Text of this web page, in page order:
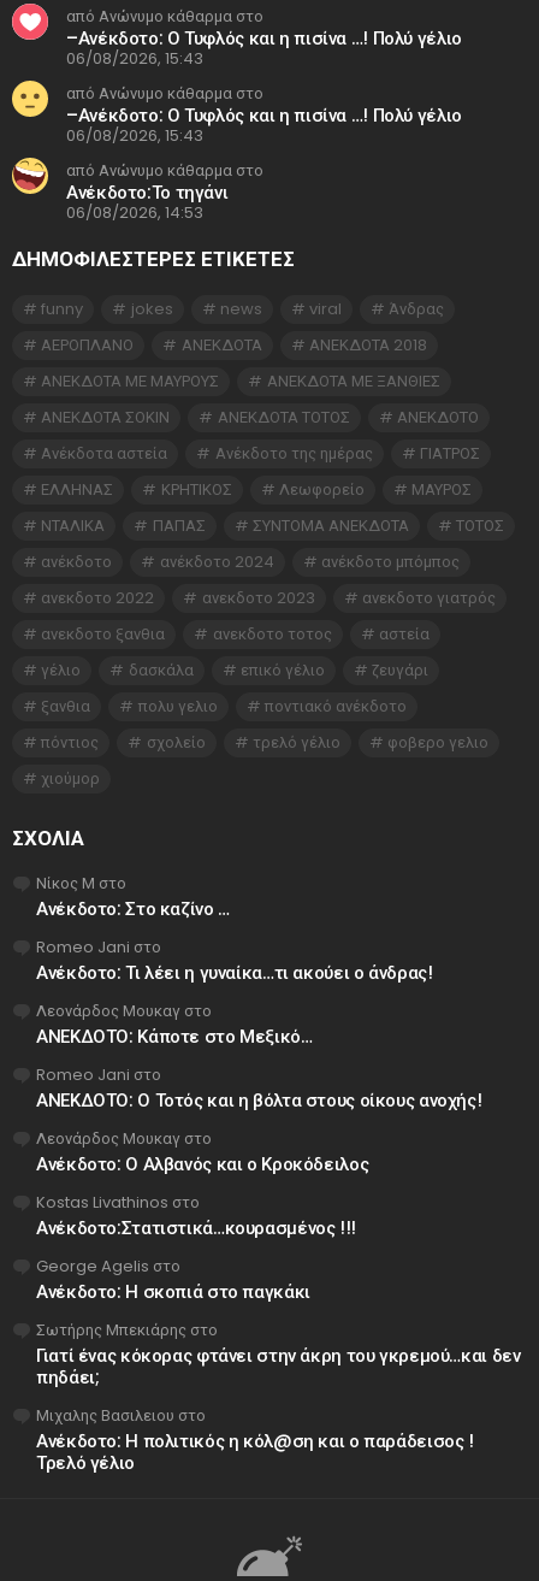
από Ανώνυμο κάθαρμα στο
–Ανέκδοτο: Ο Τυφλός και η πισίνα …! Πολύ γέλιο
06/08/2026, 15:43
από Ανώνυμο κάθαρμα στο
–Ανέκδοτο: Ο Τυφλός και η πισίνα …! Πολύ γέλιο
06/08/2026, 15:43
από Ανώνυμο κάθαρμα στο
Ανέκδοτο:Το τηγάνι
06/08/2026, 14:53
ΔΗΜΟΦΙΛΕΣΤΕΡΕΣ ΕΤΙΚΈΤΕΣ
funny jokes news viral
Άνδρας
ΑΕΡΟΠΛΑΝΟ
ΑΝΕΚΔΟΤΑ
ΑΝΕΚΔΟΤΑ 2018
ΑΝΕΚΔΟΤΑ ΜΕ ΜΑΥΡΟΥΣ
ΑΝΕΚΔΟΤΑ ΜΕ ΞΑΝΘΙΕΣ
ΑΝΕΚΔΟΤΑ ΣΟΚΙΝ
ΑΝΕΚΔΟΤΑ ΤΟΤΟΣ
ΑΝΕΚΔΟΤΟ
Ανέκδοτα αστεία
Ανέκδοτο της ημέρας
ΓΙΑΤΡΟΣ
ΕΛΛΗΝΑΣ
ΚΡΗΤΙΚΟΣ Λεωφορείο
ΜΑΥΡΟΣ
ΝΤΑΛΙΚΑ
ΠΑΠΑΣ ΣΥΝΤΟΜΑ ΑΝΕΚΔΟΤΑ
ΤΟΤΟΣ
ανέκδοτο
ανέκδοτο 2024
ανέκδοτο μπόμπος
ανεκδοτο 2022
ανεκδοτο 2023
ανεκδοτο γιατρός
ανεκδοτο ξανθια
ανεκδοτο τοτος
αστεία
γέλιο
δασκάλα επικό γέλιο
ζευγάρι
ξανθια
πολυ γελιο
ποντιακό ανέκδοτο
πόντιος
σχολείο τρελό γέλιο
φοβερο γελιο
χιούμορ
ΣΧΌΛΙΑ
Νίκος Μ στο
Ανέκδοτο: Στο καζίνο …
Romeo Jani στο
Ανέκδοτο: Τι λέει η γυναίκα…τι ακούει ο άνδρας!
Λεονάρδος Μουκαγ στο
ΑΝΕΚΔΟΤΟ: Κάποτε στο Μεξικό…
Romeo Jani στο
ΑΝΕΚΔΟΤΟ: Ο Τοτός και η βόλτα στους οίκους ανοχής!
Λεονάρδος Μουκαγ στο
Ανέκδοτο: Ο Αλβανός και ο Κροκόδειλος
Kostas Livathinos στο
Ανέκδοτο:Στατιστικά…κουρασμένος !!!
George Agelis στο
Ανέκδοτο: Η σκοπιά στο παγκάκι
Σωτήρης Μπεκιάρης στο
Γιατί ένας κόκορας φτάνει στην άκρη του γκρεμού…και δεν
πηδάει;
Μιχαλης Βασιλειου στο
Ανέκδοτο: Η πολιτικός η κόλ@ση και ο παράδεισος !
Τρελό γέλιο